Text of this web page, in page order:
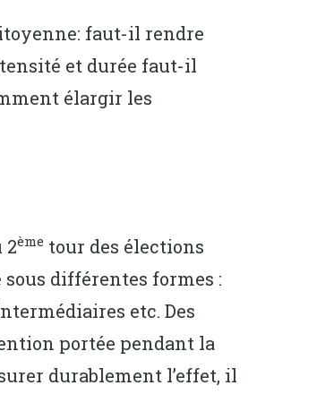
faut-il rendre
et durée faut-il
élargir les
2ème tour des élections
différentes formes :
etc. Des
portée pendant la
durablement l’effet, il